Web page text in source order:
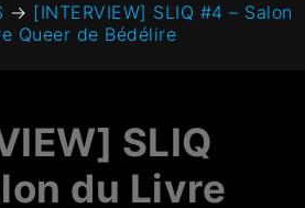
→ [INTERVIEW] SLIQ #4 – Salon
Queer de Bédélire
SLIQ
du Livre